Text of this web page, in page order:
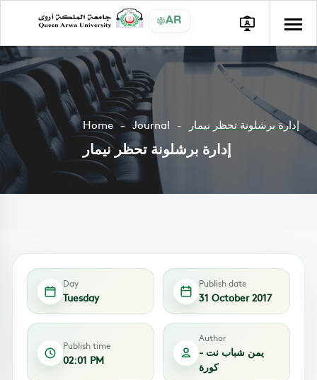
AR
Home Journal إدارة برشلونة تحظر نيمار
إدارة برشلونة تحظر نيمار
Day
Tuesday
Publish date
31 October 2017
Publish time
02:01 PM
Author
يمن شباب نت -
كورة